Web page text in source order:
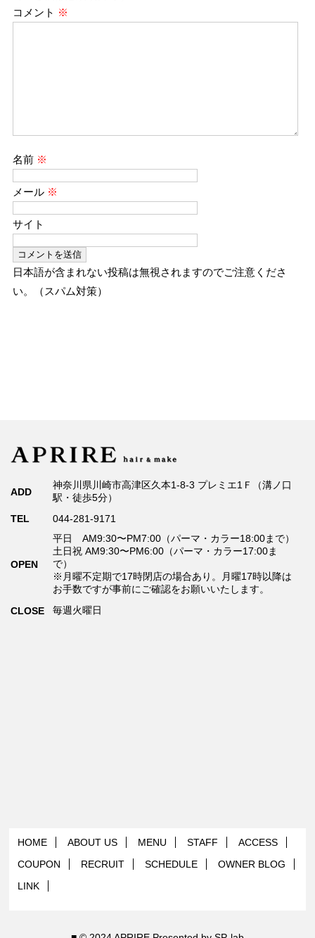
コメント ※
名前 ※
メール ※
サイト
日本語が含まれない投稿は無視されますのでご注意くださ
い。（スパム対策）
ADD
神奈川県川崎市高津区久本1-8-3 プレミエ1Ｆ（溝ノ口
駅・徒歩5分）
TEL
044-281-9171
OPEN
平日 AM9:30〜PM7:00（パーマ・カラー18:00まで）
土日祝 AM9:30〜PM6:00（パーマ・カラー17:00ま
で）
※月曜不定期で17時閉店の場合あり。月曜17時以降は
お手数ですが事前にご確認をお願いいたします。
CLOSE
毎週火曜日
HOME ABOUT US MENU STAFF
ACCESS
COUPON
RECRUIT SCHEDULE
OWNER BLOG
LINK